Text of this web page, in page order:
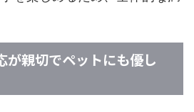
が親切でペットにも優し